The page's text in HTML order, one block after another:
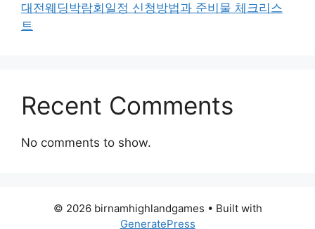
대전웨딩박람회일정 신청방법과 준비물 체크리스
트
Recent Comments
No comments to show.
© 2026 birnamhighlandgames • Built with
GeneratePress